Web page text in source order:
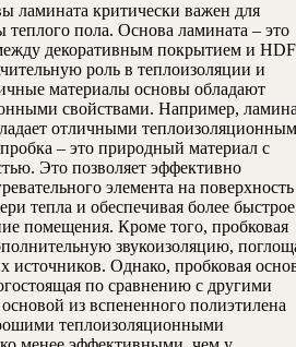
ламината критически важен для
теплого пола. Основа ламината – это
декоративным покрытием и
роль в теплоизоляции и
материалы основы обладают
свойствами. Например,
отличными
– это природный материал с
Это позволяет эффективно
элемента на поверхность
тепла и обеспечивая более
помещения. Кроме того, пробковая
звукоизоляцию,
Однако, пробковая
по сравнению с другими
из вспененного полиэтилена
теплоизоляционными